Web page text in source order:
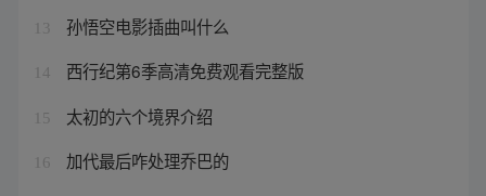
13 孙悟空电影插曲叫什么
14 西行纪第6季高清免费观看完整版
15 太初的六个境界介绍
16 加代最后咋处理乔巴的